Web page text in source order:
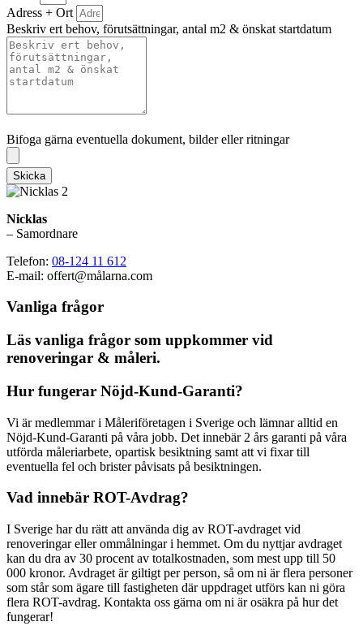
Adress + Ort
Beskriv ert behov, förutsättningar, antal m2 & önskat startdatum
Bifoga gärna eventuella dokument, bilder eller ritningar
Skicka
Nicklas
– Samordnare
Telefon: 08-124 11 612
E-mail: offert@målarna.com
Vanliga frågor
Läs vanliga frågor som uppkommer vid
renoveringar & måleri.
Hur fungerar Nöjd-Kund-Garanti?
Vi är medlemmar i Måleriföretagen i Sverige och lämnar alltid en
Nöjd-Kund-Garanti på våra jobb. Det innebär 2 års garanti på våra
utförda måleriarbete, opartisk besiktning samt att vi fixar till
eventuella fel och brister påvisats på besiktningen.
Vad innebär ROT-Avdrag?
I Sverige har du rätt att använda dig av ROT-avdraget vid
renoveringar eller ommålningar i hemmet. Om du nyttjar avdraget
kan du dra av 30 procent av totalkostnaden, som mest upp till 50
000 kronor. Avdraget är giltigt per person, så om ni är flera personer
som står som ägare till fastigheten där uppdraget utförs kan ni göra
flera ROT-avdrag. Kontakta oss gärna om ni är osäkra på hur det
fungerar!